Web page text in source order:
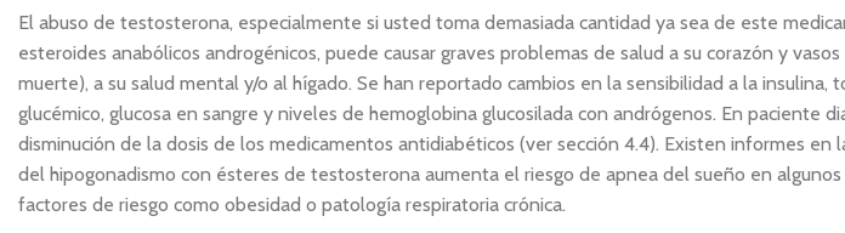
El abuso de testosterona, especialmente si usted toma demasiada cantidad ya sea de este
esteroides anabólicos androgénicos, puede causar graves problemas de salud a su corazón y
muerte), a su salud mental y/o al hígado. Se han reportado cambios en la sensibilidad a la insulina,
glucémico, glucosa en sangre y niveles de hemoglobina glucosilada con andrógenos. En paciente
disminución de la dosis de los medicamentos antidiabéticos (ver sección 4.4). Existen informes
del hipogonadismo con ésteres de testosterona aumenta el riesgo de apnea del sueño en
factores de riesgo como obesidad o patología respiratoria crónica.